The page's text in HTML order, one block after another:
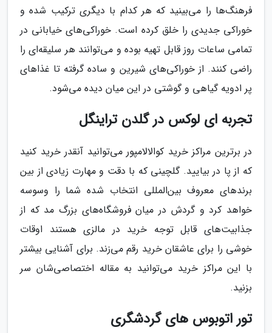
فرهنگ‌ها را می‌بینید که هر کدام با دیگری ترکیب شده و
خوراکی جدیدی را خلق کرده‌ است. خوراکی‌های خیابانی در
تمامی ساعات روز قابل تهیه بوده و می‌توانند هر سلیقه‌ای را
راضی کنند. از خوراکی‌های شیرین و ساده گرفته تا غذاهای
پر ادویه گیاهی و گوشتی در این میان دیده می‌شود.
تجربه ای لوکس در گلدن تراینگل
در برترین مراکز خرید کوالالامپور می‌توانید آنقدر خرید کنید
که از پا در بیایید. گلچینی که با دقت و مهارت زیادی از بین
برندهای معروف بین‌المللی انتخاب شده شما را وسوسه
خواهد کرد و گردش در میان فروشگاه‌های بزرگ مد که از
جذابیت‌های قابل توجه خرید در مالزی هستند اوقات
خوشی را برای عاشقان خرید رقم می‌زند. برای آشنایی بیشتر
با این مراکز خرید می‌توانید به مقاله اختصاصی‌شان سر
بزنید.
تور اتوبوس های گردشگری